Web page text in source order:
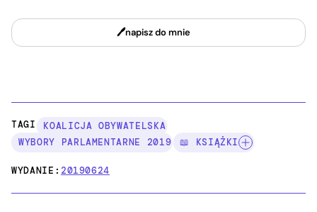
napisz do mnie
TAGI:
KOALICJA OBYWATELSKA
WYBORY PARLAMENTARNE 2019
📖 KSIĄŻKI
WYDANIE:20190624